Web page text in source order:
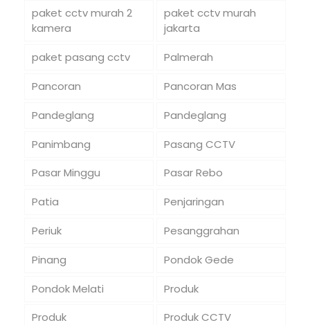
paket cctv murah 2
kamera
paket cctv murah
jakarta
paket pasang cctv
Palmerah
Pancoran
Pancoran Mas
Pandeglang
Pandeglang
Panimbang
Pasang CCTV
Pasar Minggu
Pasar Rebo
Patia
Penjaringan
Periuk
Pesanggrahan
Pinang
Pondok Gede
Pondok Melati
Produk
Produk
Produk CCTV